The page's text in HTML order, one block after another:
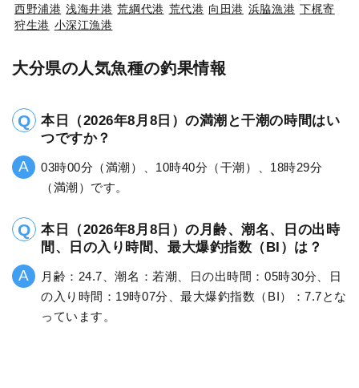
西野浦港 浅海井港 荒綱代港 荒代港 向田港 浜脇漁港 下梶寄
狩生港 小深江漁港
大分県の人気魚種の釣果情報
本日（2026年8月8日）の満潮と干潮の時間はい
つですか？
03時00分（満潮）、10時40分（干潮）、18時29分
（満潮）です。
本日（2026年8月8日）の月齢、潮名、日の出時
間、日の入り時間、最大爆釣指数（BI）は？
月齢：24.7、潮名：若潮、日の出時間：05時30分、日
の入り時間：19時07分、最大爆釣指数（BI）：7.7とな
っています。